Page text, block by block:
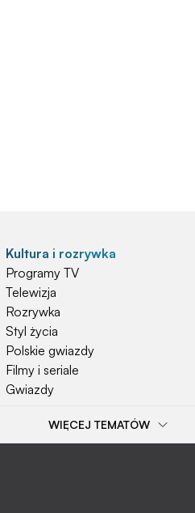
Kultura i rozrywka
Programy TV
Telewizja
Rozrywka
Styl życia
Polskie gwiazdy
Filmy i seriale
Gwiazdy
Popularne tematy
WIĘCEJ TEMATÓW